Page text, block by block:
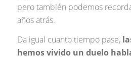
pero también podemos
años atrás.
Da igual cuanto tiempo pase,
hemos vivido un duelo